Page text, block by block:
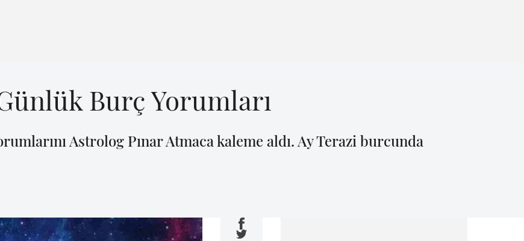
Burç Yorumları
Astrolog Pınar Atmaca kaleme aldı. Ay Terazi burcunda